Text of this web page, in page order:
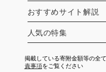
おすすめサイト解説
人気の特集
掲載している寄附金額等の全
責事項をご覧ください